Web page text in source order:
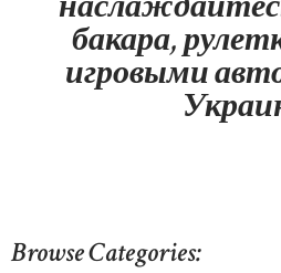
бакара,
игровыми
Browse Categories: